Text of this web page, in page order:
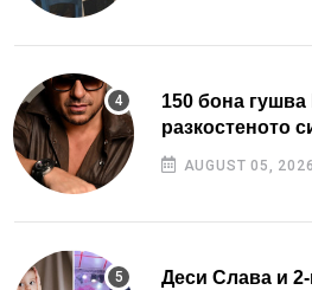
150 бона гушва
разкостеното
AUGUST 05, 2026
Деси Слава и